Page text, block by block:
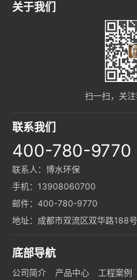
关于我们
扫一扫，关
联系我们
400-780-9770
联系人：博水环保
手机：13908060700
邮件：400-780-9770
地址：成都市双流区双华路188号
底部导航
公司简介 产品中心 工程案例